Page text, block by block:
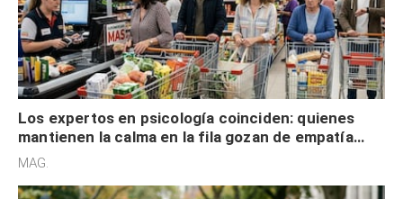
Los expertos en psicología coinciden: quienes
mantienen la calma en la fila gozan de empatía
cognitiva, gratitud y no solo tienen autocontrol
MAG.